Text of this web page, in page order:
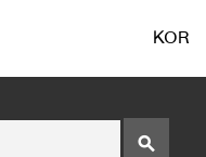
KOR
search